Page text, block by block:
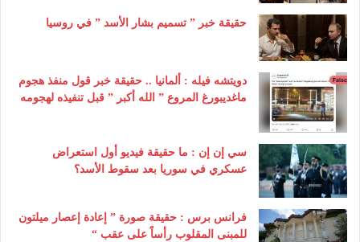
حقيقة خبر ” تسميم بشار الأسد ” في روسيا
دويتشه فيله : ألمانيا .. حقيقة خبر قول منفذ هجوم
ماغديبورغ المروع ” الله أكبر ” قبل تنفيذه لهجومه
سي إن إن : ما حقيقة فيديو أول استعراض
عسكري في سوريا بعد سقوط الأسد؟
فرانس برس : حقيقة صورة ” إعادة إعصار ميلتون
للمبنى المقلوب رأساً على عقب “